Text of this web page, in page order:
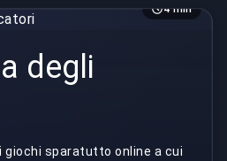
4 min
degli
sparatutto online a cui